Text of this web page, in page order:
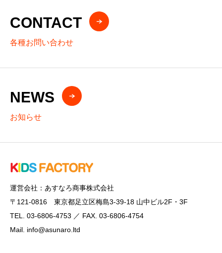
CONTACT
各種お問い合わせ
NEWS
お知らせ
運営会社：あすなろ商事株式会社
〒121-0816 東京都足立区梅島3-39-18 山中ビル2F・3F
TEL. 03-6806-4753 ／ FAX. 03-6806-4754
Mail. info@asunaro.ltd